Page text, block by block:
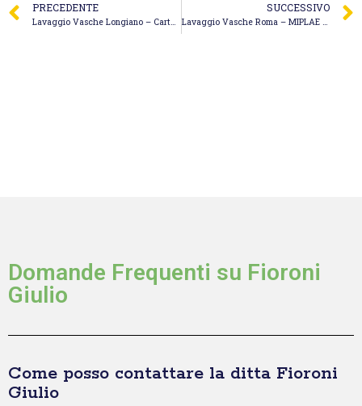
PRECEDENTE
Lavaggio Vasche Longiano – Carta Massimo
SUCCESSIVO
Lavaggio Vasche Roma – MIPLAE SRL
Domande Frequenti su Fioroni
Giulio
Come posso contattare la ditta Fioroni
Giulio